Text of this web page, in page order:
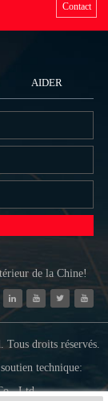
Contact
AIDER
de la Chine!
droits réservés.
technique:
Ltd.